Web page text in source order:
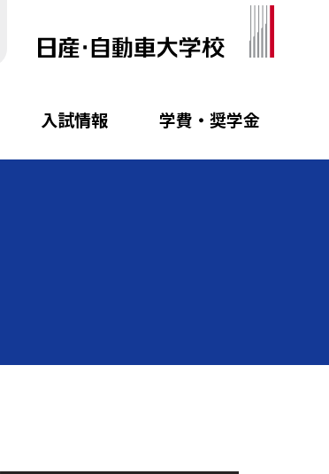
入試情報 学費・奨学金